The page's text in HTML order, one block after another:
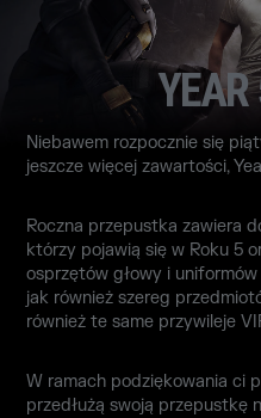
Niebawem rozpocznie się
jeszcze więcej zawartości,
Roczna przepustka zawiera
którzy pojawią się w Roku 5
osprzętów głowy i
jak również szereg
również te same przywileje
W ramach podziękowania ci
przedłużą swoją przepustkę